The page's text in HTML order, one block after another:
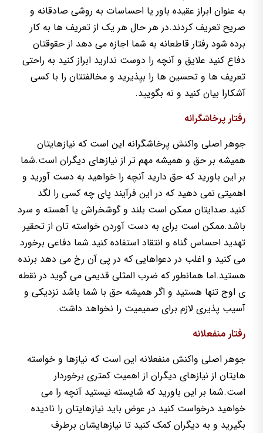
به عنوان ابراز عقیده باور یا احساسات به روشی صادقانه و
صریح تعریف کردند.در هر حال هر یک از تعریف ها به کار
برده شود رفتار قاطعانه به شما اجازه می دهد از حقوقتان
دفاع کنید علایق و آنچه را دوست ندارید ابراز کنید به راحتی
تعریف ها و تحسین ها را بپذیرید و مخالفتتان را با کسی
آشکارا بیان کنید و نه بگویید.
رفتار پرخاشگرانه
جوهر اصلی واکنش پرخاشگرانه این است که نیازهایتان
همیشه بر حق و همیشه مهم تر از نیازهای دیگران است.شما
بر این باورید که حق دارید آنچه را خواهید به دست آورید و
اهمیتی نمی دهید که در این فرآیند پای چه کسی را لگد
کنید.صدایتان ممکن است بلند و گوشخراش یا آهسته و سرد
باشد.ممکن است برای به دست آوردن خواسته تان از تحقیر
تهدید احساس گناه و انتقاد استفاده کنید.شما دفاعی برخورد
می کنید و اغلب در دعواهایی که در پی آن رخ می دهد برنده
هستید.اما همانطور که ضرب المثلی قدیمی می گوید در نقطه
ی اوج تنها هستید و اگر همیشه حق با شما باشد نزدیکی و
آسیب پذیری لازم برای صمیمیت را نخواهد داشت.
رفتار منفعلانه
جوهر اصلی واکنش منفعلانه این است که نیازها و خواسته
هایتان از نیازهای دیگران از اهمیت کمتری برخوردار
است.شما بر این باورید که شایسته نیستید آنچه را می
خواهید درخواست کنید در عوض باید نیازهایتان را نادیده
بگیرید و به دیگران کمک کنید تا نیازهایشان برطرف